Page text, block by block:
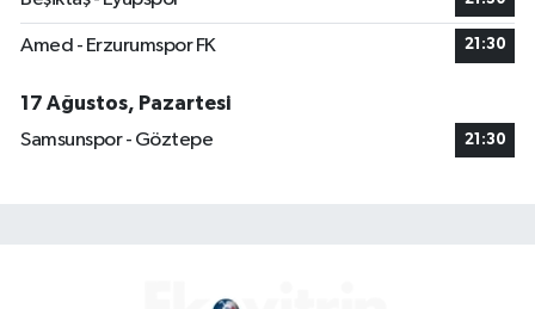
Amed - Erzurumspor FK 21:30
17 Ağustos, Pazartesi
Samsunspor - Göztepe
21:30